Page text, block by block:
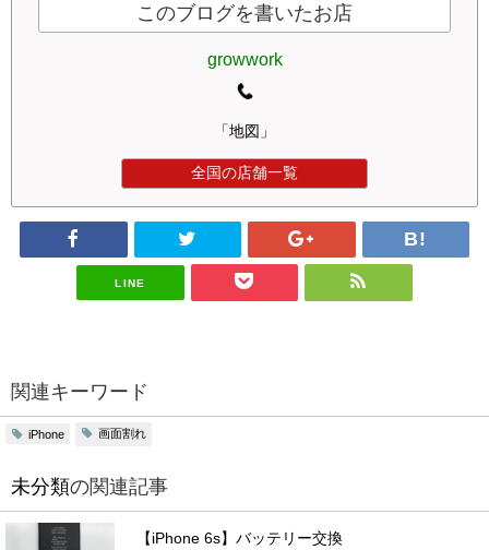
このブログを書いたお店
growwork
「地図」
全国の店舗一覧
LINE
関連キーワード
iPhone 画面割れ
未分類の関連記事
【iPhone 6s】バッテリー交換